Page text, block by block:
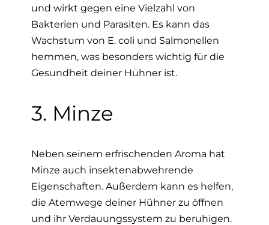
und wirkt gegen eine Vielzahl von
Bakterien und Parasiten. Es kann das
Wachstum von E. coli und Salmonellen
hemmen, was besonders wichtig für die
Gesundheit deiner Hühner ist.
3. Minze
Neben seinem erfrischenden Aroma hat
Minze auch insektenabwehrende
Eigenschaften. Außerdem kann es helfen,
die Atemwege deiner Hühner zu öffnen
und ihr Verdauungssystem zu beruhigen.